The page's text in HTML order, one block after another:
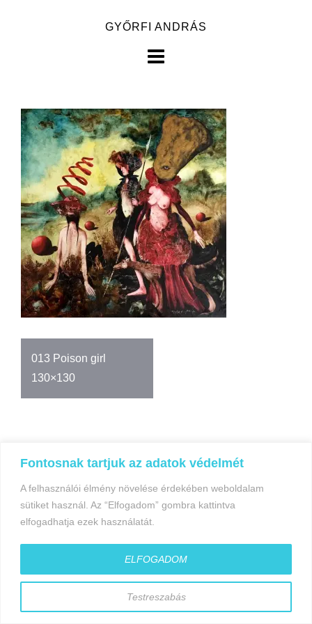
Fontosnak tartjuk az adatok védelmét
A felhasználói élmény növelése érdekében weboldalam
sütiket használ. Az “Elfogadom” gombra kattintva
elfogadhatja ezek használatát.
Testreszabás
ELFOGADOM
GYŐRFI ANDRÁS
Bejegyzés
navigáció
013 Poison girl
130×130
©gyorfiandras.hu